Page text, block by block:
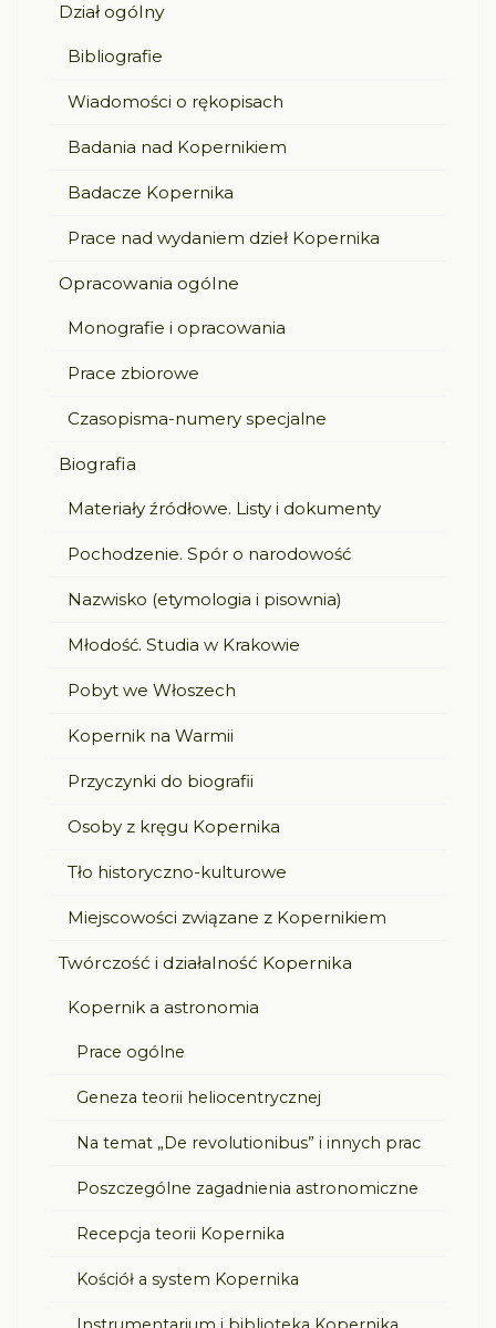
Dział ogólny
Bibliografie
Wiadomości o rękopisach
Badania nad Kopernikiem
Badacze Kopernika
Prace nad wydaniem dzieł Kopernika
Opracowania ogólne
Monografie i opracowania
Prace zbiorowe
Czasopisma-numery specjalne
Biografia
Materiały źródłowe. Listy i dokumenty
Pochodzenie. Spór o narodowość
Nazwisko (etymologia i pisownia)
Młodość. Studia w Krakowie
Pobyt we Włoszech
Kopernik na Warmii
Przyczynki do biografii
Osoby z kręgu Kopernika
Tło historyczno-kulturowe
Miejscowości związane z Kopernikiem
Twórczość i działalność Kopernika
Kopernik a astronomia
Prace ogólne
Geneza teorii heliocentrycznej
Na temat „De revolutionibus” i innych prac
Poszczególne zagadnienia astronomiczne
Recepcja teorii Kopernika
Kościół a system Kopernika